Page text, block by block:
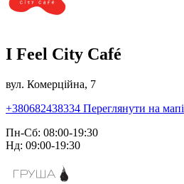
I Feel City Café
вул. Комерційна, 7
+380682438334 Переглянути на мапі
Пн-Сб: 08:00-19:30
Нд: 09:00-19:30